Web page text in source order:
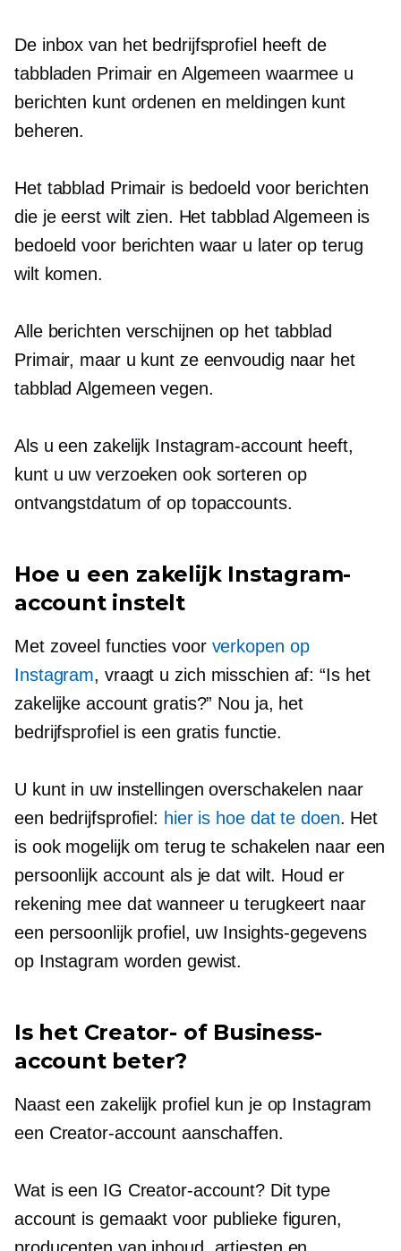
De inbox van het bedrijfsprofiel heeft de
tabbladen Primair en Algemeen waarmee u
berichten kunt ordenen en meldingen kunt
beheren.
Het tabblad Primair is bedoeld voor berichten
die je eerst wilt zien. Het tabblad Algemeen is
bedoeld voor berichten waar u later op terug
wilt komen.
Alle berichten verschijnen op het tabblad
Primair, maar u kunt ze eenvoudig naar het
tabblad Algemeen vegen.
Als u een zakelijk Instagram-account heeft,
kunt u uw verzoeken ook sorteren op
ontvangstdatum of op topaccounts.
Hoe u een zakelijk Instagram-
account instelt
Met zoveel functies voor verkopen op
Instagram, vraagt ​​u zich misschien af: “Is het
zakelijke account gratis?” Nou ja, het
bedrijfsprofiel is een gratis functie.
U kunt in uw instellingen overschakelen naar
een bedrijfsprofiel: hier is hoe dat te doen. Het
is ook mogelijk om terug te schakelen naar een
persoonlijk account als je dat wilt. Houd er
rekening mee dat wanneer u terugkeert naar
een persoonlijk profiel, uw Insights-gegevens
op Instagram worden gewist.
Is het Creator- of Business-
account beter?
Naast een zakelijk profiel kun je op Instagram
een ​​Creator-account aanschaffen.
Wat is een IG Creator-account? Dit type
account is gemaakt voor publieke figuren,